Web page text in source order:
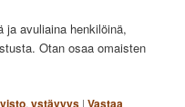
ja avuliaina henkilöinä,
Otan osaa omaisten
,ystävyys |Vastaa